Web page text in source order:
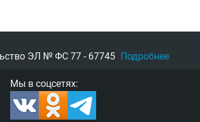
ЭЛ № ФС 77 - 67745 Подробнее
Мы в соцсетях: